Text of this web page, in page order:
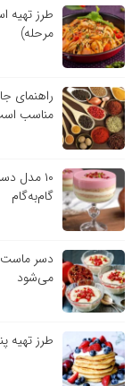
مرحله)
راهنمای
مناسب
گام‌به‌گام
می‌شود
طرز تهیه